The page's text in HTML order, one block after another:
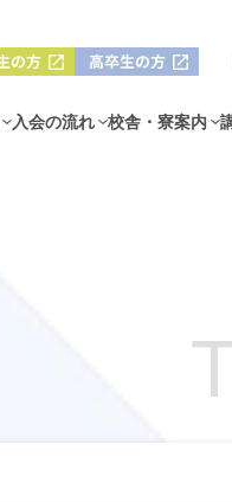
入会の流れ 校舎・寮案内